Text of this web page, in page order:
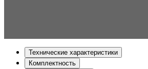
Технические характеристики
Комплектность